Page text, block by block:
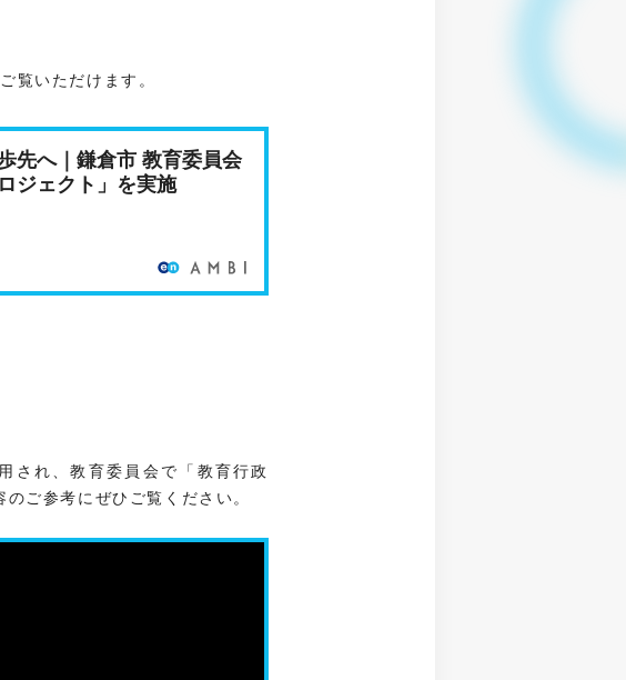
覧いただけます。
先へ｜鎌倉市 教育委員会
ジェクト」を実施
され、教育委員会で「教育行政
ご参考にぜひご覧ください。